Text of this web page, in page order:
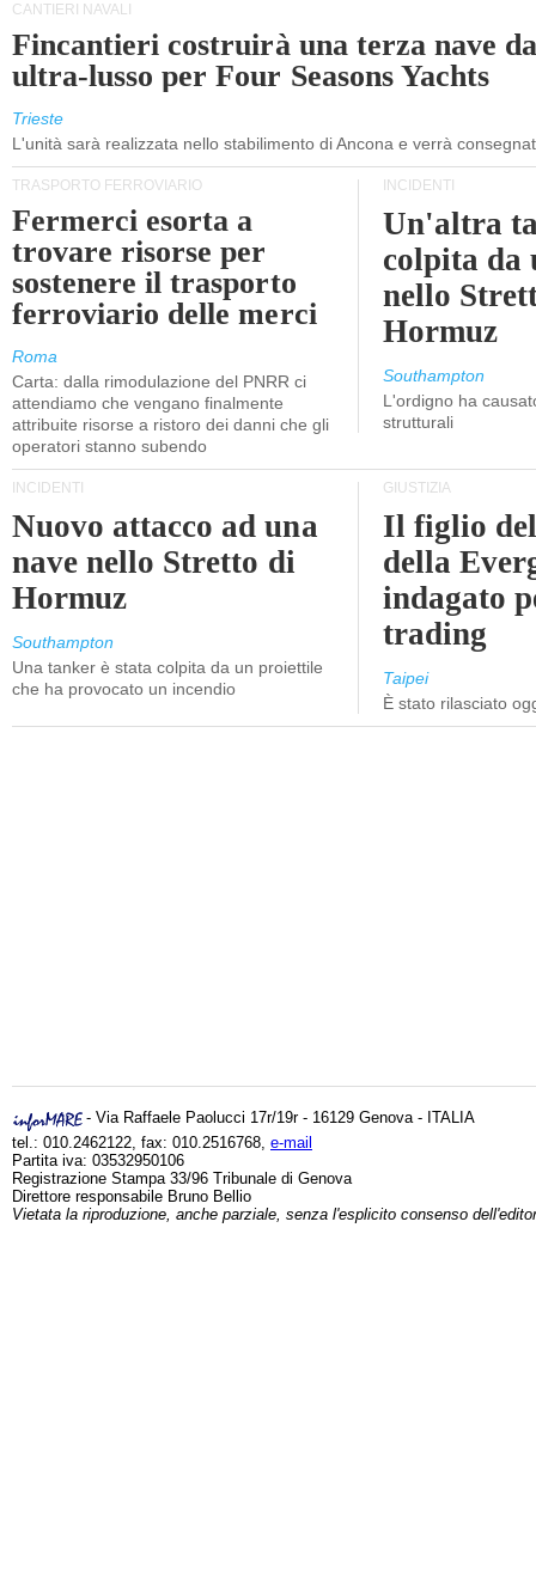
CANTIERI NAVALI
Fincantieri costruirà una terza nave
ultra-lusso per Four Seasons Yachts
Trieste
L'unità sarà realizzata nello stabilimento di Ancona e verrà
TRASPORTO FERROVIARIO
Fermerci esorta a
trovare risorse per
sostenere il trasporto
ferroviario delle merci
Roma
Carta: dalla rimodulazione del PNRR ci
attendiamo che vengano finalmente
attribuite risorse a ristoro dei danni che gli
operatori stanno subendo
INCIDENTI
Un'altra
colpita da
nello
Hormuz
Southampton
L'ordigno ha
strutturali
INCIDENTI
Nuovo attacco ad una
nave nello Stretto di
Hormuz
Southampton
Una tanker è stata colpita da un proiettile
che ha provocato un incendio
GIUSTIZIA
Il figlio
della
indagato
trading
Taipei
È stato rilasciato
- Via Raffaele Paolucci 17r/19r - 16129 Genova - ITALIA
tel.: 010.2462122, fax: 010.2516768, e-mail
Partita iva: 03532950106
Registrazione Stampa 33/96 Tribunale di Genova
Direttore responsabile Bruno Bellio
Vietata la riproduzione, anche parziale, senza l'esplicito consenso